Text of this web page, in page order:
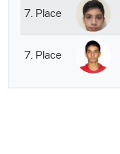
7. Place
7. Place